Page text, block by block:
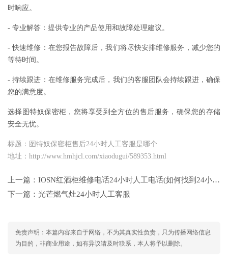
时响应。
- 专业解答：提供专业的产品使用和故障处理建议。
- 快速维修：在您报告故障后，我们将尽快安排维修服务，减少您的
等待时间。
- 持续跟进：在维修服务完成后，我们的客服团队会持续跟进，确保
您的满意度。
选择图特奴保密柜，您将享受到全方位的售后服务，确保您的存储
安全无忧。
标题：图特奴保密柜售后24小时人工客服是哪个
地址：http://www.hmhjcl.com/xiaodugui/589353.html
上一篇： IOSN红酒柜维修电话24小时人工电话(如何找到24小时在线的IOSN红酒柜维修服务电话？)
下一篇： 光芒燃气灶24小时人工客服
免责声明：本篇内容来自于网络，不为其真实性负责，只为传播网络信息
为目的，非商业用途，如有异议请及时联系，本人将予以删除。